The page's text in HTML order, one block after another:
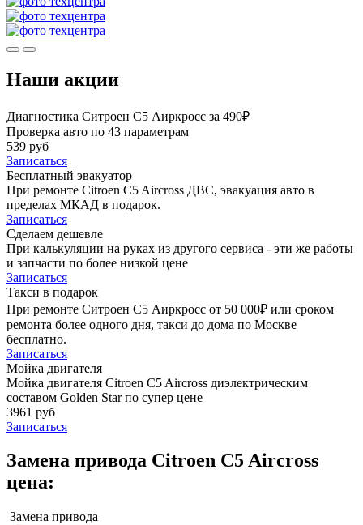
Наши акции
Диагностика Ситроен С5 Аиркросс за 490₽
Проверка авто по 43 параметрам
539 руб
Записаться
Бесплатный эвакуатор
При ремонте Citroen C5 Aircross ДВС, эвакуация авто в
пределах МКАД в подарок.
Записаться
Сделаем дешевле
При калькуляции на руках из другого сервиса - эти же работы
и запчасти по более низкой цене
Записаться
Такси в подарок
При ремонте Ситроен С5 Аиркросс от 50 000₽ или сроком
ремонта более одного дня, такси до дома по Москве
бесплатно.
Записаться
Мойка двигателя
Мойка двигателя Citroen C5 Aircross диэлектрическим
составом Golden Star по супер цене
3961 руб
Записаться
Замена привода Citroen C5 Aircross
цена:
Замена привода